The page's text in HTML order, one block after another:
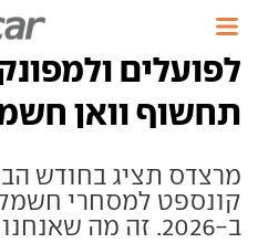
לפועלים
תחשוף וואן
קונספט למסחרי
ב-2026. זה מה שאנחנו יודעים עליו בינתיים